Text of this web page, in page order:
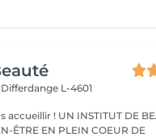
Differdange L-4601
DE BEAUTÉ AU
ÊTRE EN PLEIN COEUR DE